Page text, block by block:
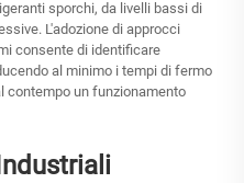
sporchi, da livelli bassi di
L'adozione di approcci
consente di identificare
al minimo i tempi di fermo
contempo un funzionamento